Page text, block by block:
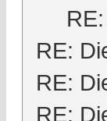
RE:
RE:
RE: